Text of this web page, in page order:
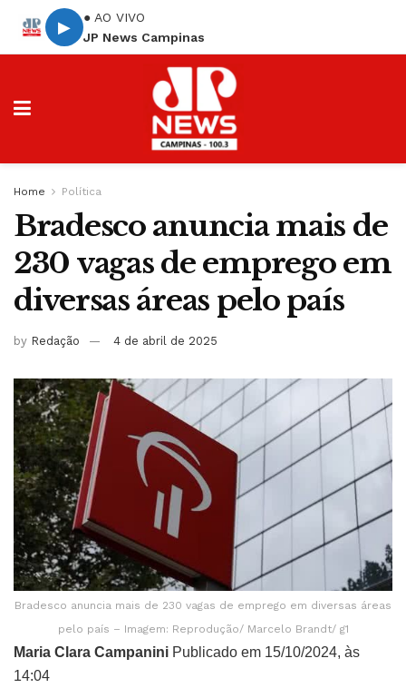
▶
● AO VIVO
JP News Campinas
Home Política
Bradesco anuncia mais de
230 vagas de emprego em
diversas áreas pelo país
by Redação 4 de abril de 2025
Bradesco anuncia mais de 230 vagas de emprego em diversas áreas
pelo país – Imagem: Reprodução/ Marcelo Brandt/ g1
Maria Clara Campanini Publicado em 15/10/2024, às
14:04